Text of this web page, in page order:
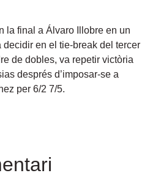
la final a Álvaro Illobre en un
en el tie-break del tercer
de dobles, va repetir victòria
després d’imposar-se a
per 6/2 7/5.